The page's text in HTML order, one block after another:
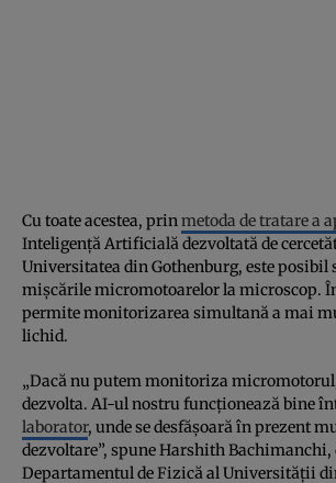
Cu toate acestea, prinmetoda de tratare a
Inteligență Artificială dezvoltată de
Universitatea din Gothenburg, este posibil
mișcările micromotoarelor la microscop.
permite monitorizarea simultană a mai
lichid.
„Dacă nu putem monitoriza
dezvolta. AI-ul nostru funcționează bine
laborator, unde se desfășoară în prezent
dezvoltare”, spune Harshith Bachimanchi,
Departamentul de Fizică al Universității